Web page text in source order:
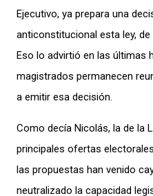
Ejecutivo, ya prepara una
anticonstitucional esta ley,
Eso lo advirtió en las últimas
magistrados permanecen
a emitir esa decisión.
Como decía Nicolás, la de la
principales ofertas
las propuestas han venido
neutralizado la capacidad